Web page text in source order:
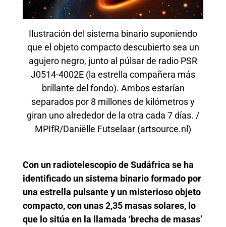
Ilustración del sistema binario suponiendo
que el objeto compacto descubierto sea un
agujero negro, junto al púlsar de radio PSR
J0514-4002E (la estrella compañera más
brillante del fondo). Ambos estarían
separados por 8 millones de kilómetros y
giran uno alrededor de la otra cada 7 días. /
MPIfR/Daniëlle Futselaar (artsource.nl)
Con un radiotelescopio de Sudáfrica se ha
identificado un sistema binario formado por
una estrella pulsante y un misterioso objeto
compacto, con unas 2,35 masas solares, lo
que lo sitúa en la llamada ‘brecha de masas’